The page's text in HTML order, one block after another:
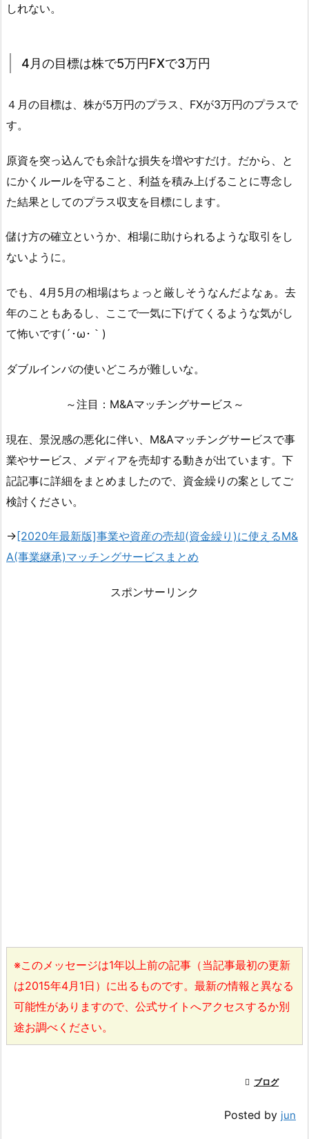
しれない。
4月の目標は株で5万円FXで3万円
４月の目標は、株が5万円のプラス、FXが3万円のプラスで
す。
原資を突っ込んでも余計な損失を増やすだけ。だから、と
にかくルールを守ること、利益を積み上げることに専念し
た結果としてのプラス収支を目標にします。
儲け方の確立というか、相場に助けられるような取引をし
ないように。
でも、4月5月の相場はちょっと厳しそうなんだよなぁ。去
年のこともあるし、ここで一気に下げてくるような気がし
て怖いです(´･ω･｀)
ダブルインバの使いどころが難しいな。
～注目：M&Aマッチングサービス～
現在、景況感の悪化に伴い、M&Aマッチングサービスで事
業やサービス、メディアを売却する動きが出ています。下
記記事に詳細をまとめましたので、資金繰りの案としてご
検討ください。
→ [2020年最新版]事業や資産の売却(資金繰り)に使えるM&
A(事業継承)マッチングサービスまとめ
スポンサーリンク
※このメッセージは1年以上前の記事（当記事最初の更新
は2015年4月1日）に出るものです。最新の情報と異なる
可能性がありますので、公式サイトへアクセスするか別
途お調べください。
 ブログ
Posted by jun